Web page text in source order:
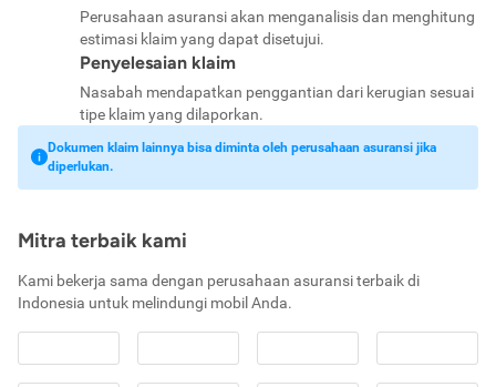
Perusahaan asuransi akan menganalisis dan menghitung
estimasi klaim yang dapat disetujui.
Penyelesaian klaim
Nasabah mendapatkan penggantian dari kerugian sesuai
tipe klaim yang dilaporkan.
Dokumen klaim lainnya bisa diminta oleh perusahaan asuransi jika
diperlukan.
Mitra terbaik kami
Kami bekerja sama dengan perusahaan asuransi terbaik di
Indonesia untuk melindungi mobil Anda.